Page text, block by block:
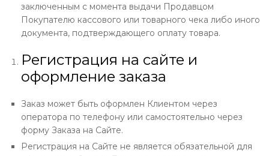
заключенным с момента выдачи Продавцом
Покупателю кассового или товарного чека либо иного
документа, подтверждающего оплату товара.
Регистрация на сайте и
оформление заказа
Заказ может быть оформлен Клиентом через
оператора по телефону или самостоятельно через
форму Заказа на Сайте.
Регистрация на Сайте не является обязательной для